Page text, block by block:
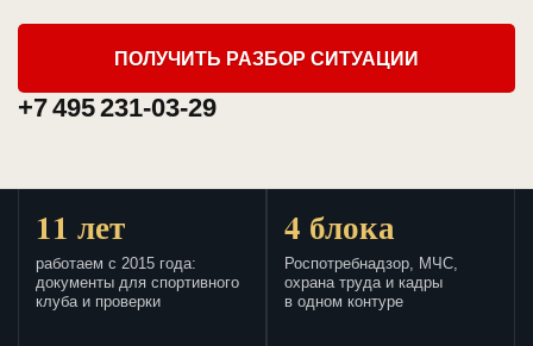
ПОЛУЧИТЬ РАЗБОР СИТУАЦИИ
+7 495 231-03-29
11 лет
работаем с 2015 года:
документы для спортивного
клуба и проверки
4 блока
Роспотребнадзор, МЧС,
охрана труда и кадры
в одном контуре